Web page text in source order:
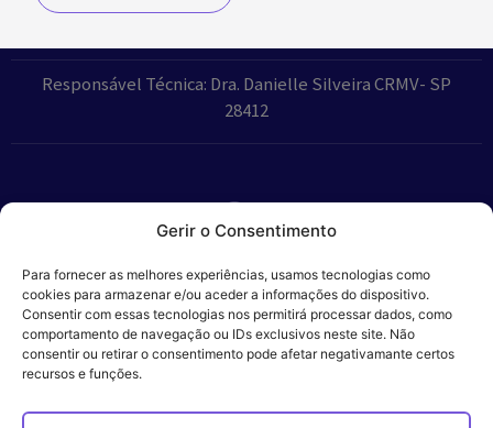
Gerir o Consentimento
Para fornecer as melhores experiências, usamos tecnologias como
cookies para armazenar e/ou aceder a informações do dispositivo.
Consentir com essas tecnologias nos permitirá processar dados, como
comportamento de navegação ou IDs exclusivos neste site. Não
consentir ou retirar o consentimento pode afetar negativamante certos
recursos e funções.
Responsável Técnica: Dra. Danielle Silveira CRMV- SP
28412
Parceiros:
Veros – Hospital
Ética